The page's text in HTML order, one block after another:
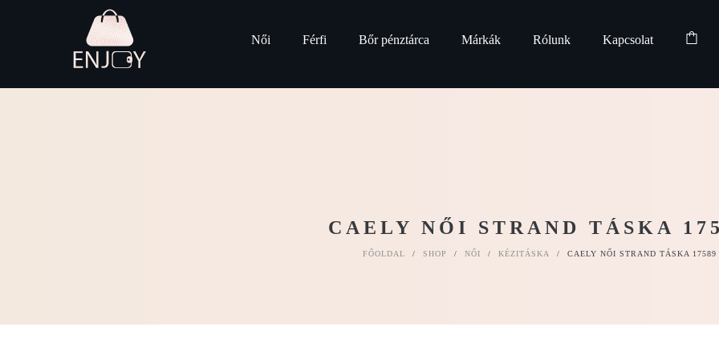
Női Férfi Bőr pénztárca Márkák Rólunk Kapcsolat
CAELY NŐI STRAND TÁSKA
FŐOLDAL / SHOP / NŐI / KÉZITÁSKA / CAELY NŐI STRAND TÁSKA 17589